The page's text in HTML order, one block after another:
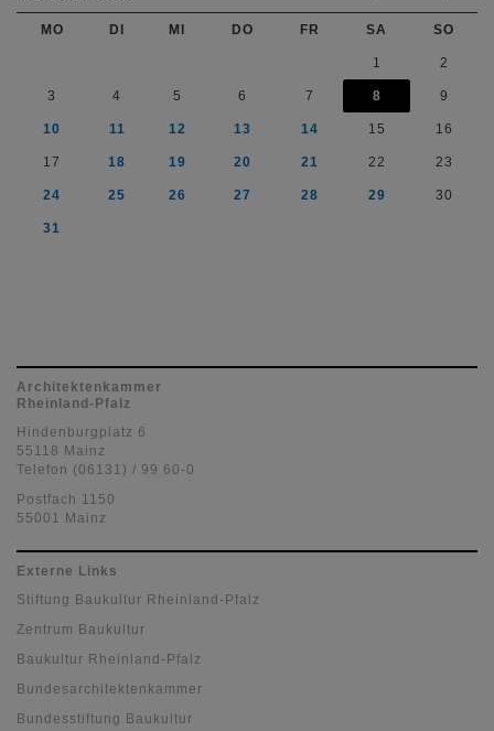
MO DI MI DO FR SA SO
1 2
3 4 5 6 7 8 9
10 11 12 13 14 15 16
17 18 19 20 21 22 23
24 25 26 27 28 29 30
31
Architektenkammer
Rheinland-Pfalz
Hindenburgplatz 6
55118 Mainz
Telefon (06131) / 99 60-0
Postfach 1150
55001 Mainz
Externe Links
Stiftung Baukultur Rheinland-Pfalz
Zentrum Baukultur
Baukultur Rheinland-Pfalz
Bundesarchitektenkammer
Bundesstiftung Baukultur